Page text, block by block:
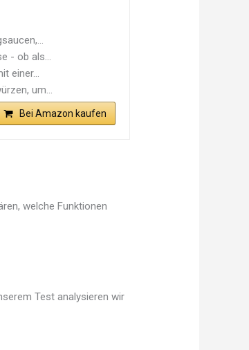
- ob als...
einer...
um...
Bei Amazon kaufen
welche Funktionen
Test analysieren wir